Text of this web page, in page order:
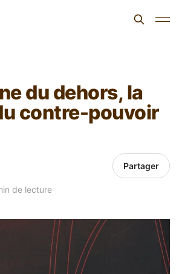
du dehors, la
contre-pouvoir
de lecture
Partager